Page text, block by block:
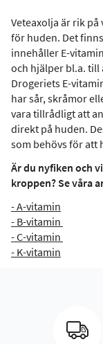
Veteaxolja är rik
för huden. Det
innehåller E-
och hjälper bl.a. till
Drogeriets E-
har sår, skråmor
vara tillrådligt att
direkt på huden.
som behövs för att
Är du nyfiken och
kroppen? Se våra
- A-vitamin
- B-vitamin
- C-vitamin
- K-vitamin